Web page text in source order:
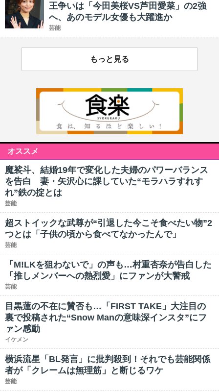
王争いは「今田美桜VS芦田愛菜」の2強
へ、あのモデル女優も大躍進か
芸能
もっと見る
オススメ
魔裟斗、結婚19年で変化した夫婦のパワーバランス
を告白 妻・矢沢心に課していた“モラハラすれす
れ”鉄の掟とは
芸能
超ストイックな武尊が“引退した今こそ食べたい物”2
つとは「子供の頃から食べてなかったんで」
芸能
「M!LKを狙わないで」の声も…村重杏奈が告白した
「推しメンバーへの熱烈愛」にファンが大警戒
芸能
目黒蓮の不在に賛否も…「FIRST TAKE」大注目の
裏で投稿された“Snow Manの意味深インスタ”にフ
ァン感動
イケメン
横浜流星「BL発言」に批判殺到！それでも芸能関係
者が「クレームは無理筋」と断じるワケ
芸能